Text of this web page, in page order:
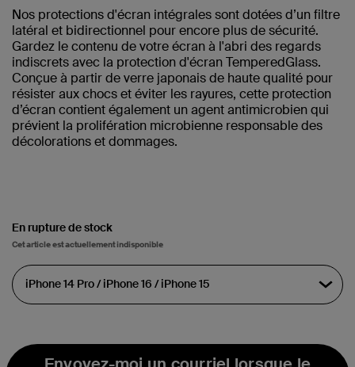
Nos protections d'écran intégrales sont dotées d’un filtre
latéral et bidirectionnel pour encore plus de sécurité.
Gardez le contenu de votre écran à l'abri des regards
indiscrets avec la protection d'écran TemperedGlass.
Conçue à partir de verre japonais de haute qualité pour
résister aux chocs et éviter les rayures, cette protection
d’écran contient également un agent antimicrobien qui
prévient la prolifération microbienne responsable des
décolorations et dommages.
En rupture de stock
Cet article est actuellement indisponible